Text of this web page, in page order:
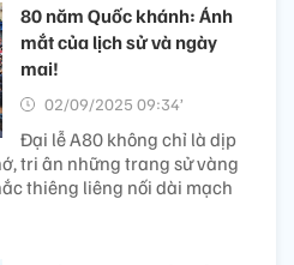
80 năm Quốc khánh: Ánh
mắt của lịch sử và ngày
mai!
02/09/2025 09:34’
Đại lễ A80 không chỉ là dịp
tri ân những trang sử vàng
thiêng liêng nối dài mạch